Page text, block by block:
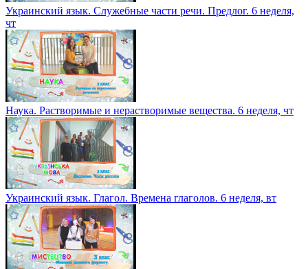
Украинский язык. Служебные части речи. Предлог. 6 неделя,
чт
Наука. Растворимые и нерастворимые вещества. 6 неделя, чт
Украинский язык. Глагол. Времена глаголов. 6 неделя, вт